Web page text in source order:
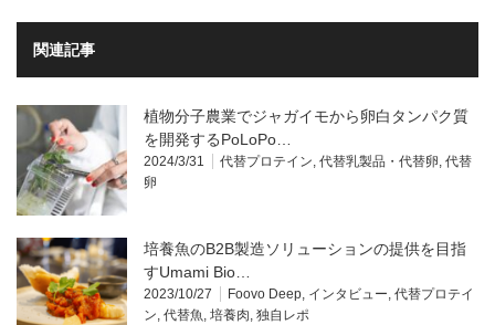
関連記事
植物分子農業でジャガイモから卵白タンパク質
を開発するPoLoPo…
2024/3/31 代替プロテイン, 代替乳製品・代替卵, 代替
卵
培養魚のB2B製造ソリューションの提供を目指
すUmami Bio…
2023/10/27 Foovo Deep, インタビュー, 代替プロテイ
ン, 代替魚, 培養肉, 独自レポ